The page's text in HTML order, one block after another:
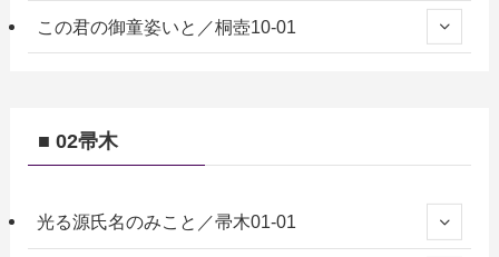
この君の御童姿いと／桐壺10-01
■ 02帚木
光る源氏名のみこと／帚木01-01